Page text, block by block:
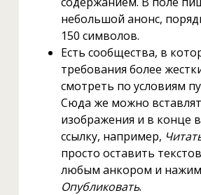
небольшой анонс,
150 символов.
Есть сообщества, в
требования более
смотреть по условиям
Сюда же можно
изображения и в конце
ссылку, например,
просто оставить
любым анкором и
Опубликовать.